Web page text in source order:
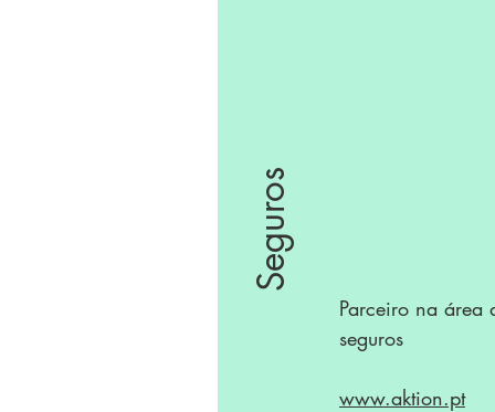
Seguros
Parceiro na área
seguros
www.aktion.pt